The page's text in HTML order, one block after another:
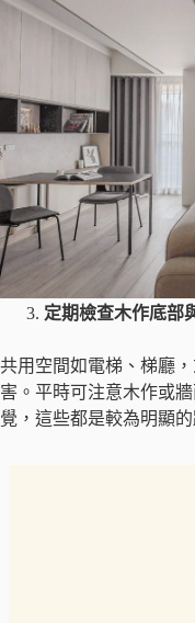
定期檢查木作底部
共用空間如電梯、梯廳
害。平時可注意木作或
覺，這些都是較為明顯的